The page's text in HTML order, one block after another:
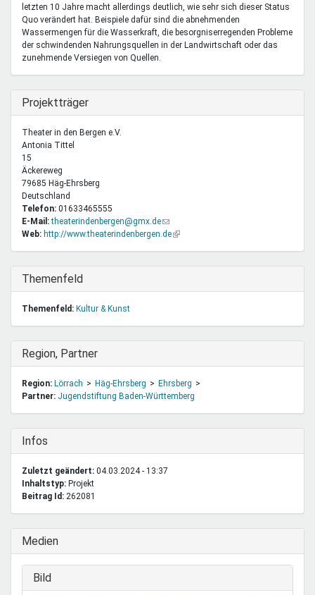
letzten 10 Jahre macht allerdings deutlich, wie sehr sich dieser Status
Quo verändert hat. Beispiele dafür sind die abnehmenden
Wassermengen für die Wasserkraft, die besorgniserregenden Probleme
der schwindenden Nahrungsquellen in der Landwirtschaft oder das
zunehmende Versiegen von Quellen.
Ausblenden
Projektträger
Theater in den Bergen e.V.
Antonia Tittel
15
Äckereweg
79685 Häg-Ehrsberg
Deutschland
Telefon: 01633465555
E-Mail:theaterindenbergen@gmx.de(Link
sendet
Web: http://www.theaterindenbergen.de(Link
Ausblenden
Themenfeld
Themenfeld: Kultur & Kunst
Ausblenden
Region, Partner
Region: Lörrach Häg-Ehrsberg
Ehrsberg
Partner: Jugendstiftung Baden-Württemberg
Ausblenden
Infos
Zuletzt geändert: 04.03.2024 - 13:37
Inhaltstyp:
projekt
Beitrag Id: 262081
Ausblenden
Medien
Ausblenden
Bild